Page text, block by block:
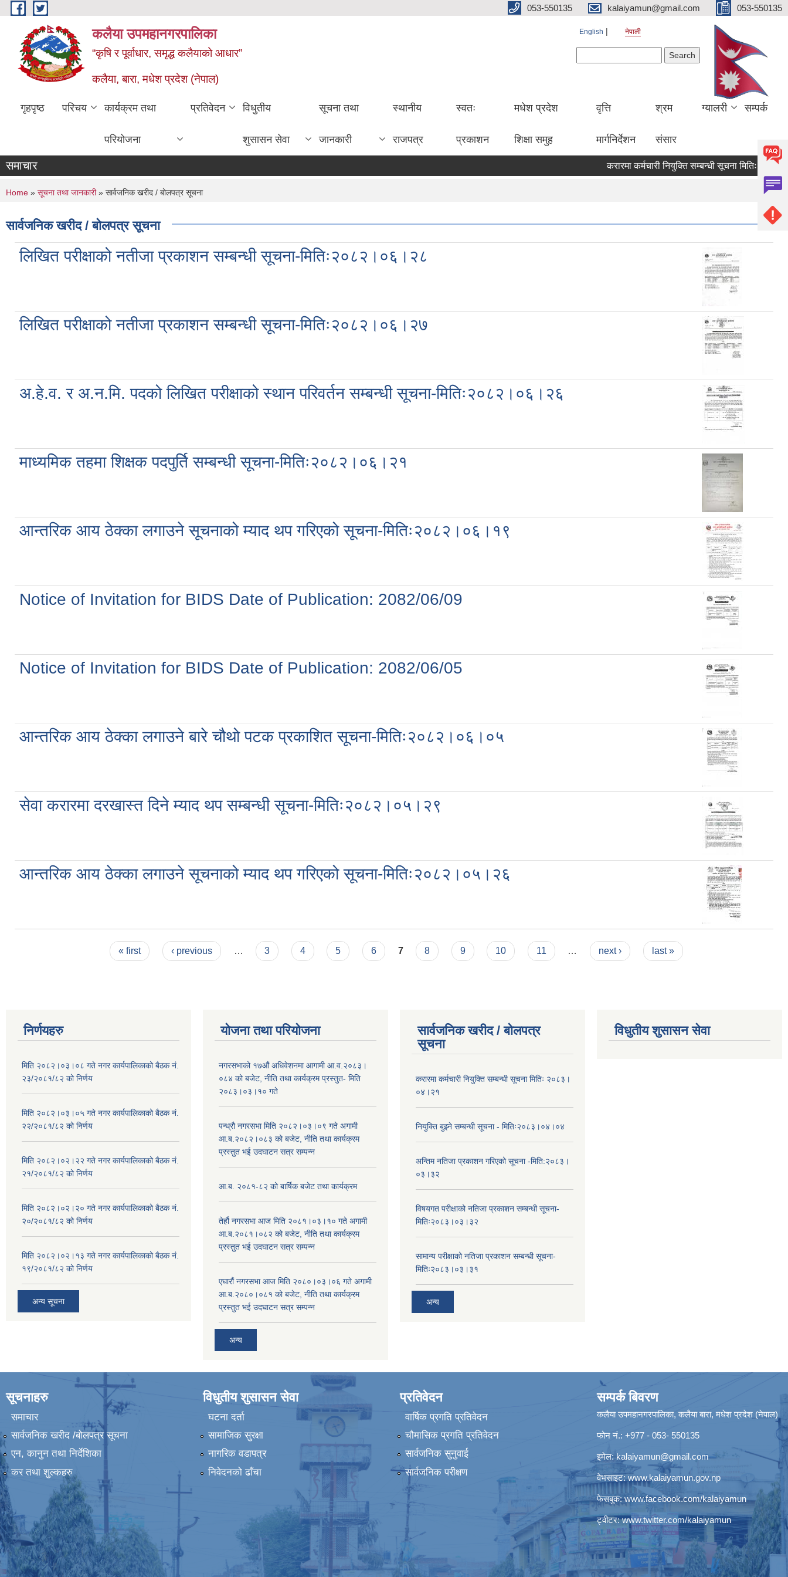
Skip to main content 053-550135 kalaiyamun@gmail.com 053-550135
कलैया उपमहानगरपालिका
“कृषि र पूर्वाधार, समृद्ध कलैयाको आधार”
कलैया, बारा, मधेश प्रदेश (नेपाल)
English नेपाली
गृहपृष्ठ परिचय कार्यक्रम तथा
परियोजना
प्रतिवेदन विधुतीय
शुसासन सेवा
सूचना तथा
जानकारी
स्थानीय
राजपत्र
स्वतः
प्रकाशन
मधेश प्रदेश
शिक्षा समुह
वृत्ति
मार्गनिर्देशन
श्रम
संसार
ग्यालरी सम्पर्क
समाचार करारमा कर्मचारी नियुक्ति सम्बन्धी सूचना मितिः
You are here
Home » सूचना तथा जानकारी» सार्वजनिक खरीद / बोलपत्र सूचना
सार्वजनिक खरीद / बोलपत्र सूचना
लिखित परीक्षाको नतीजा प्रकाशन सम्बन्धी सूचना-मितिः२०८२।०६।२८
लिखित परीक्षाको नतीजा प्रकाशन सम्बन्धी सूचना-मितिः२०८२।०६।२७
अ.हे.व. र अ.न.मि. पदको लिखित परीक्षाको स्थान परिवर्तन सम्बन्धी सूचना-मितिः२०८२।०६।२६
माध्यमिक तहमा शिक्षक पदपुर्ति सम्बन्धी सूचना-मितिः२०८२।०६।२१
आन्तरिक आय ठेक्का लगाउने सूचनाको म्याद थप गरिएको सूचना-मितिः२०८२।०६।१९
Notice of Invitation for BIDS Date of Publication: 2082/06/09
Notice of Invitation for BIDS Date of Publication: 2082/06/05
आन्तरिक आय ठेक्का लगाउने बारे चौथो पटक प्रकाशित सूचना-मितिः२०८२।०६।०५
सेवा करारमा दरखास्त दिने म्याद थप सम्बन्धी सूचना-मितिः२०८२।०५।२९
आन्तरिक आय ठेक्का लगाउने सूचनाको म्याद थप गरिएको सूचना-मितिः२०८२।०५।२६
« first ‹ previous … 3 4 5 6 7 8 9 10 11 … next › last »
निर्णयहरु
मिति २०८२।०३।०८ गते नगर कार्यपालिकाको बैठक नं.
२३/२०८१/८२ को निर्णय
मिति २०८२।०३।०५ गते नगर कार्यपालिकाको बैठक नं.
२२/२०८१/८२ को निर्णय
मिति २०८२।०२।२२ गते नगर कार्यपालिकाको बैठक नं.
२१/२०८१/८२ को निर्णय
मिति २०८२।०२।२० गते नगर कार्यपालिकाको बैठक नं.
२०/२०८१/८२ को निर्णय
मिति २०८२।०२।१३ गते नगर कार्यपालिकाको बैठक नं.
१९/२०८१/८२ को निर्णय
अन्य सूचना
योजना तथा परियोजना
नगरसभाको १७औं अधिवेशनमा आगामी आ.व.२०८३।
०८४ को बजेट, नीति तथा कार्यक्रम प्रस्तुत- मिति
२०८३।०३।१० गते
पन्ध्रौ नगरसभा मिति २०८२।०३।०९ गते अगामी
आ.ब.२०८२।०८३ को बजेट, नीति तथा कार्यक्रम
प्रस्तुत भई उदघाटन सत्र सम्पन्न
आ.ब. २०८१-८२ को बार्षिक बजेट तथा कार्यक्रम
तेर्हौ नगरसभा आज मिति २०८१।०३।१० गते अगामी
आ.ब.२०८१।०८२ को बजेट, नीति तथा कार्यक्रम
प्रस्तुत भई उदघाटन सत्र सम्पन्न
एघारौं नगरसभा आज मिति २०८०।०३।०६ गते अगामी
आ.ब.२०८०।०८१ को बजेट, नीति तथा कार्यक्रम
प्रस्तुत भई उदघाटन सत्र सम्पन्न
अन्य
सार्वजनिक खरीद / बोलपत्र
सूचना
करारमा कर्मचारी नियुक्ति सम्बन्धी सूचना मितिः २०८३।
०४।२१
नियुक्ति बुझ्ने सम्बन्धी सूचना - मितिः२०८३।०४।०४
अन्तिम नतिजा प्रकाशन गरिएको सूचना -मिति:२०८३।
०३।३२
विषयगत परीक्षाको नतिजा प्रकाशन सम्बन्धी सूचना-
मितिः२०८३।०३।३२
सामान्य परीक्षाको नतिजा प्रकाशन सम्बन्धी सूचना-
मितिः२०८३।०३।३१
अन्य
विधुतीय शुसासन सेवा
सूचनाहरु
समाचार
सार्वजनिक खरीद /बोलपत्र सूचना
एन, कानुन तथा निर्देशिका
कर तथा शुल्कहरु
विधुतीय शुसासन सेवा
घटना दर्ता
सामाजिक सुरक्षा
नागरिक वडापत्र
निवेदनको ढाँचा
प्रतिवेदन
वार्षिक प्रगति प्रतिवेदन
चौमासिक प्रगति प्रतिवेदन
सार्वजनिक सुनुवाई
सार्वजनिक परीक्षण
सम्पर्क बिवरण
कलैया उपमहानगरपालिका, कलैया बारा, मधेश प्रदेश (नेपाल)
फोन नं.: +977 - 053- 550135
इमेल: kalaiyamun@gmail.com
वेभसाइट:www.kalaiyamun.gov.np
फेसबुक:www.facebook.com/kalaiyamun
ट्वीटर:www.twitter.com/kalaiyamun